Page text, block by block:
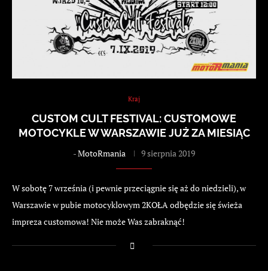
Kraj
CUSTOM CULT FESTIVAL: CUSTOMOWE
MOTOCYKLE W WARSZAWIE JUŻ ZA MIESIĄC
-MotoRmania 9 sierpnia 2019
W sobotę 7 września (i pewnie przeciągnie się aż do niedzieli), w
Warszawie w pubie motocyklowym 2KOŁA odbędzie się świeża
impreza customowa! Nie może Was zabraknąć!